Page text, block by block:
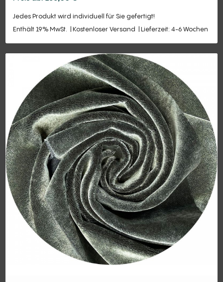
Jedes Produkt wird individuell für Sie gefertigt!
Enthält 19% MwSt.
Kostenloser Versand Lieferzeit: 4-6 Wochen